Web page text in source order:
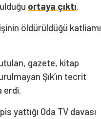
ortaya çıktı.
öldürüldüğü katliamı
gazete, kitap
Şık’ın tecrit
erdi.
yattığı Oda TV davası